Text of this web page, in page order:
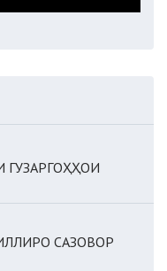
ГУЗАРГОҲҲОИ
САЗОВОР